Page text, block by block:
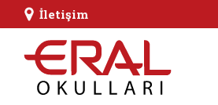
İletişim